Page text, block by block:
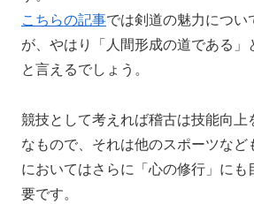
こちらの記事では剣道の魅力につい
が、やはり「人間形成の道である」
と言えるでしょう。
競技として考えれば稽古は技能向上
なもので、それは他のスポーツなど
においてはさらに「心の修行」にも
要です。